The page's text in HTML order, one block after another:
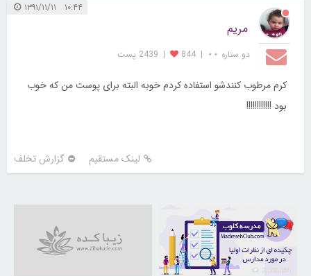
۱۰:۴۴ ۱۳۹۱/۱۱/۱۱
مریم
دو ستاره ⋆⋆ |
844
| 2439 پست
کرم مرطوب کنندشو استفاده کردم خوبه البته برای پوست من که خوب
بود !!!!!!!!!!!!
لینک مستقیم گزارش تخلف